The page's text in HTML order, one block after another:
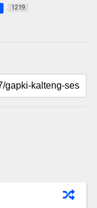
1219